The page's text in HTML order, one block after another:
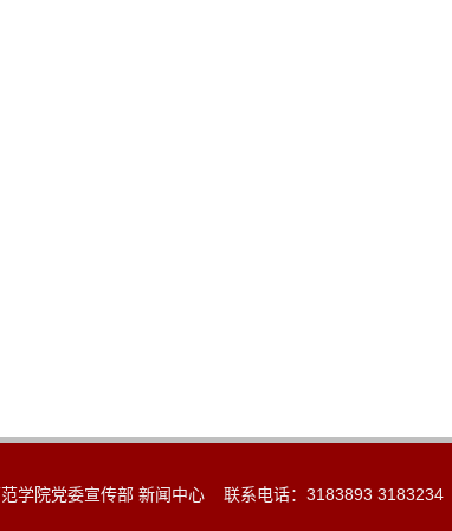
范学院党委宣传部 新闻中心 联系电话：3183893 3183234